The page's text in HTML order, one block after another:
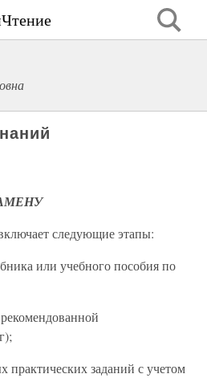
следующие этапы:
или учебного пособия по
практических заданий с учетом